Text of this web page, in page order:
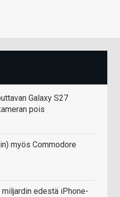
Galaxy S27
pois
myös Commodore
edestä iPhone-